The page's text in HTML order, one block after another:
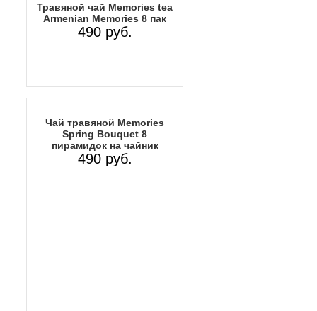
Травяной чай Memories tea
Armenian Memories 8 пак
490 руб.
Чай травяной Memories
Spring Bouquet 8
пирамидок на чайник
490 руб.